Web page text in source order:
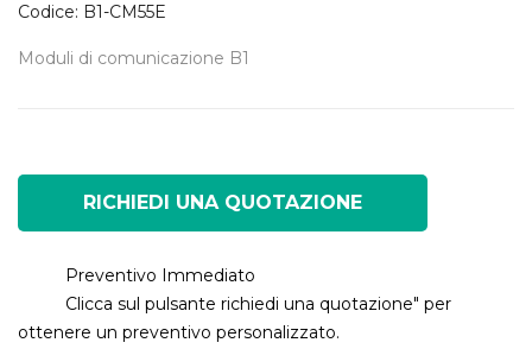
Codice: B1-CM55E
Moduli di comunicazione B1
RICHIEDI UNA QUOTAZIONE
Preventivo Immediato
Clicca sul pulsante richiedi una quotazione" per
ottenere un preventivo personalizzato.